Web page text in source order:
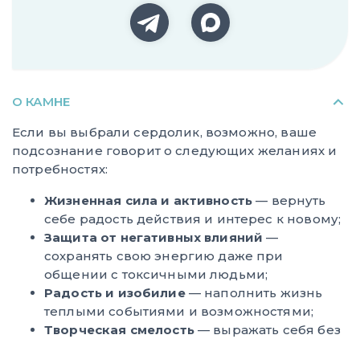
О КАМНЕ
Если вы выбрали сердолик, возможно, ваше
подсознание говорит о следующих желаниях и
потребностях:
Жизненная сила и активность — вернуть
себе радость действия и интерес к новому;
Защита от негативных влияний —
сохранять свою энергию даже при
общении с токсичными людьми;
Радость и изобилие— наполнить жизнь
теплыми событиями и возможностями;
Творческая смелость— выражать себя без